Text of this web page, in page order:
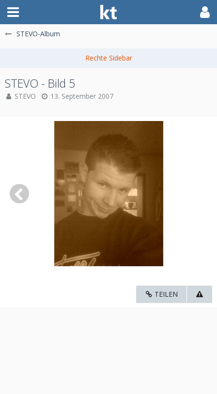
STEVO-Album
STEVO - Bild 5
STEVO 13. September 2007
TEILEN